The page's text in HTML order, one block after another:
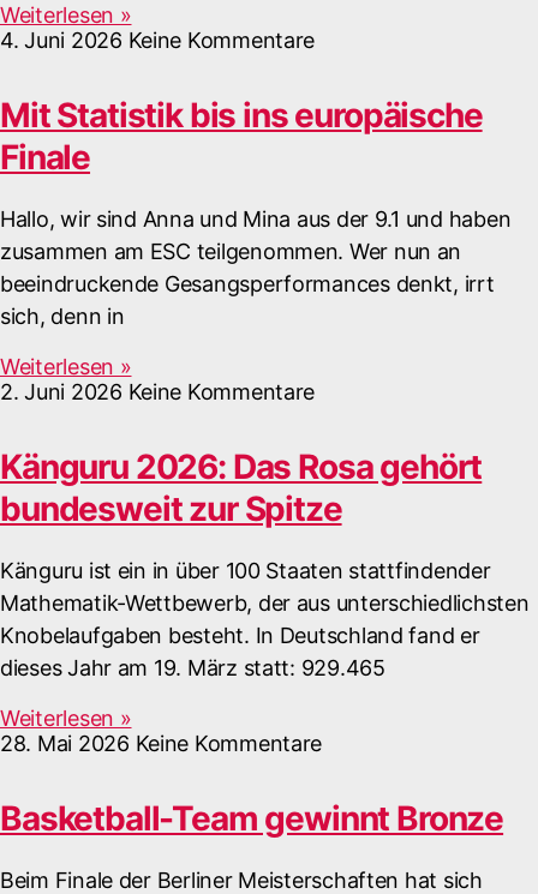
Weiterlesen »
4. Juni 2026 Keine Kommentare
Mit Statistik bis ins europäische
Finale
Hallo, wir sind Anna und Mina aus der 9.1 und haben
zusammen am ESC teilgenommen. Wer nun an
beeindruckende Gesangsperformances denkt, irrt
sich, denn in
Weiterlesen »
2. Juni 2026 Keine Kommentare
Känguru 2026: Das Rosa gehört
bundesweit zur Spitze
Känguru ist ein in über 100 Staaten stattfindender
Mathematik-Wettbewerb, der aus unterschiedlichsten
Knobelaufgaben besteht. In Deutschland fand er
dieses Jahr am 19. März statt: 929.465
Weiterlesen »
28. Mai 2026 Keine Kommentare
Basketball-Team gewinnt Bronze
Beim Finale der Berliner Meisterschaften hat sich